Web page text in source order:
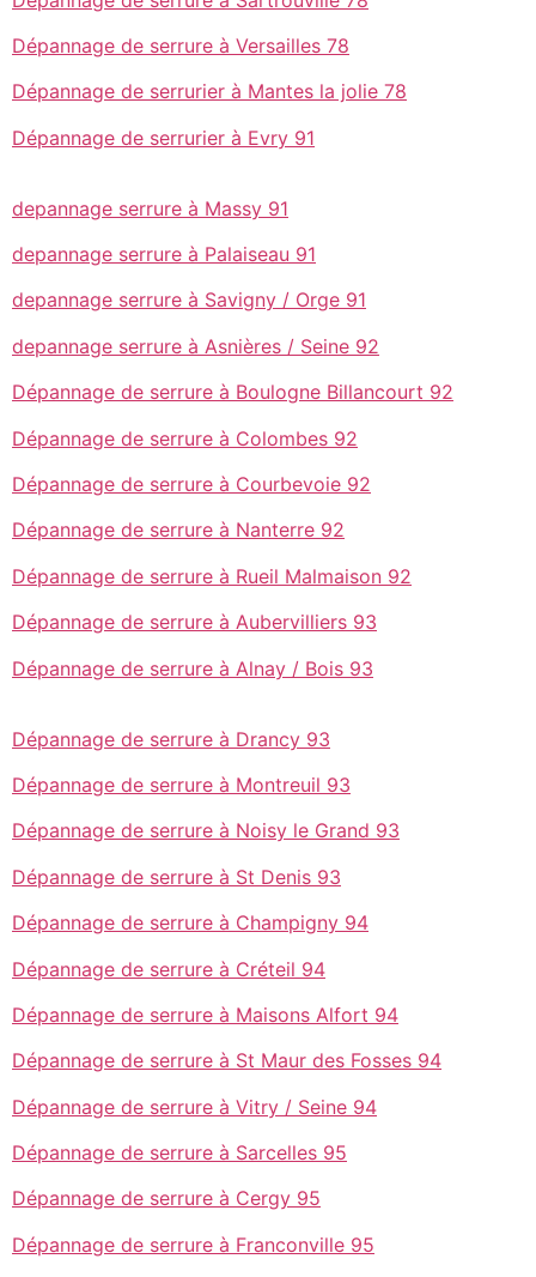
Dépannage de serrure à Versailles 78
Dépannage de serrurier à Mantes la jolie 78
Dépannage de serrurier à Evry 91
depannage serrure à Massy 91
depannage serrure à Palaiseau 91
depannage serrure à Savigny / Orge 91
depannage serrure à Asnières / Seine 92
Dépannage de serrure à Boulogne Billancourt 92
Dépannage de serrure à Colombes 92
Dépannage de serrure à Courbevoie 92
Dépannage de serrure à Nanterre 92
Dépannage de serrure à Rueil Malmaison 92
Dépannage de serrure à Aubervilliers 93
Dépannage de serrure à Alnay / Bois 93
Dépannage de serrure à Drancy 93
Dépannage de serrure à Montreuil 93
Dépannage de serrure à Noisy le Grand 93
Dépannage de serrure à St Denis 93
Dépannage de serrure à Champigny 94
Dépannage de serrure à Créteil 94
Dépannage de serrure à Maisons Alfort 94
Dépannage de serrure à St Maur des Fosses 94
Dépannage de serrure à Vitry / Seine 94
Dépannage de serrure à Sarcelles 95
Dépannage de serrure à Cergy 95
Dépannage de serrure à Franconville 95